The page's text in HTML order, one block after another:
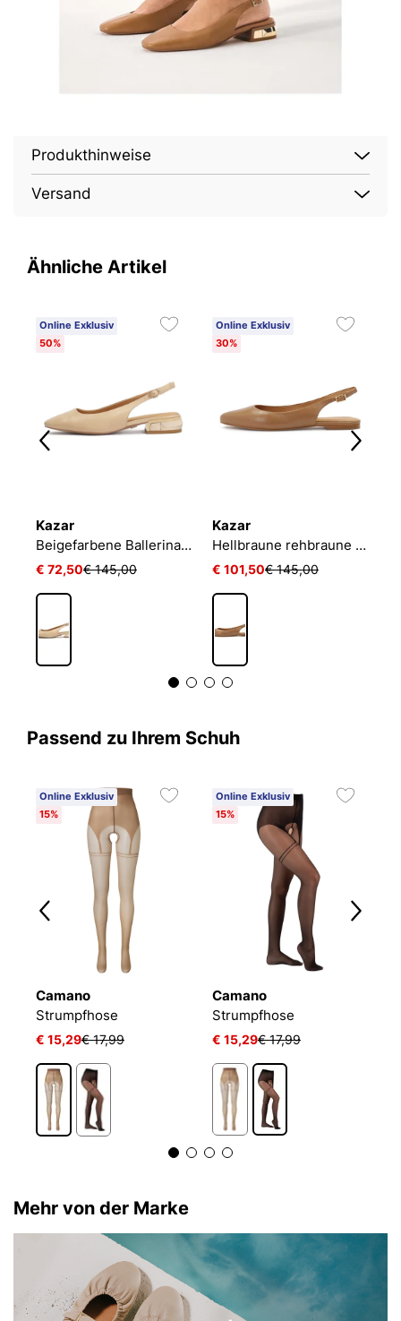
Produkthinweise
Versand
Ähnliche Artikel
Online Exklusiv
50%
Kazar
Beigefarbene Ballerinas mit Metallverzierung an der Ferse
€ 72,50€ 145,00
Online Exklusiv
30%
Kazar
Hellbraune rehbraune Slingback-Pumps
€ 101,50€ 145,00
Passend zu Ihrem Schuh
Online Exklusiv
15%
Camano
Strumpfhose
€ 15,29€ 17,99
Online Exklusiv
15%
Camano
Strumpfhose
€ 15,29€ 17,99
Mehr von der Marke